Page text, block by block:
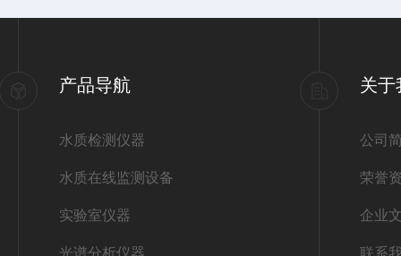
产品导航
水质检测仪器
水质在线监测设备
实验室仪器
光谱分析仪器
关于
公司
荣誉
企业
联系